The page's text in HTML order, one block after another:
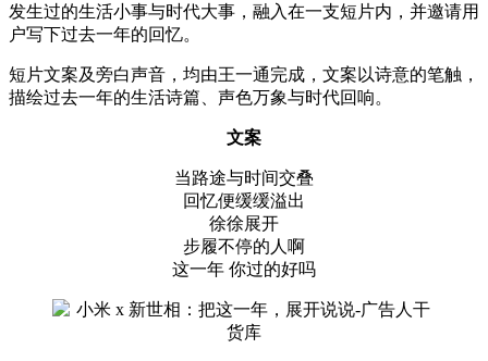
发生过的生活小事与时代大事，融入在一支短片内，并邀请用
户写下过去一年的回忆。
短片文案及旁白声音，均由王一通完成，文案以诗意的笔触，
描绘过去一年的生活诗篇、声色万象与时代回响。
文案
当路途与时间交叠
回忆便缓缓溢出
徐徐展开
步履不停的人啊
这一年 你过的好吗